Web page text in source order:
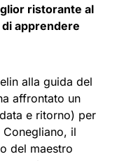
ristorante al
apprendere
alla guida del
affrontato un
e ritorno) per
Conegliano, il
del maestro